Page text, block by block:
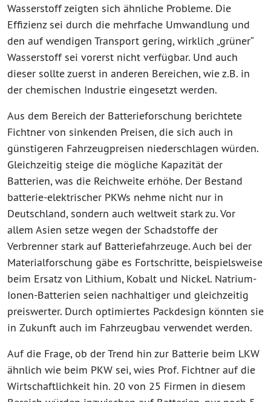
Wasserstoff zeigten sich ähnliche Probleme. Die
Effizienz sei durch die mehrfache Umwandlung und
den auf wendigen Transport gering, wirklich „grüner“
Wasserstoff sei vorerst nicht verfügbar. Und auch
dieser sollte zuerst in anderen Bereichen, wie z.B. in
der chemischen Industrie eingesetzt werden.
Aus dem Bereich der Batterieforschung berichtete
Fichtner von sinkenden Preisen, die sich auch in
günstigeren Fahrzeugpreisen niederschlagen würden.
Gleichzeitig steige die mögliche Kapazität der
Batterien, was die Reichweite erhöhe. Der Bestand
batterie-elektrischer PKWs nehme nicht nur in
Deutschland, sondern auch weltweit stark zu. Vor
allem Asien setze wegen der Schadstoffe der
Verbrenner stark auf Batteriefahrzeuge. Auch bei der
Materialforschung gäbe es Fortschritte, beispielsweise
beim Ersatz von Lithium, Kobalt und Nickel. Natrium-
Ionen-Batterien seien nachhaltiger und gleichzeitig
preiswerter. Durch optimiertes Packdesign könnten sie
in Zukunft auch im Fahrzeugbau verwendet werden.
Auf die Frage, ob der Trend hin zur Batterie beim LKW
ähnlich wie beim PKW sei, wies Prof. Fichtner auf die
Wirtschaftlichkeit hin. 20 von 25 Firmen in diesem